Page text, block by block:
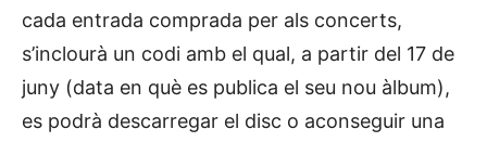
cada entrada comprada per als concerts,
s’inclourà un codi amb el qual, a partir del 17 de
juny (data en què es publica el seu nou àlbum),
es podrà descarregar el disc o aconseguir una